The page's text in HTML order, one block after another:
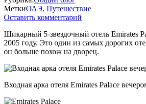
МеткиОАЭ, Путешествие
Оставить комментарий
Шикарный 5-звездочный отель Emirates
2005 году. Это один из самых дорогих
он больше похож на дворец.
Входная арка отеля Emirates Palace